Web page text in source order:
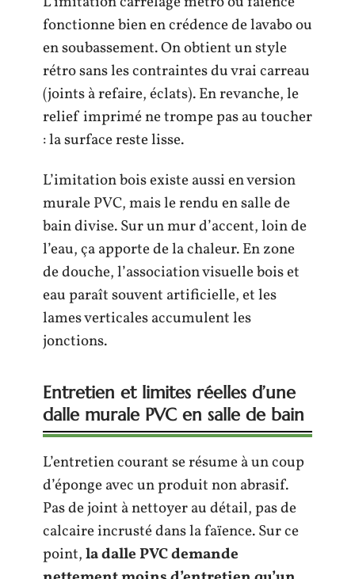
fonctionne bien en crédence de lavabo ou
en soubassement. On obtient un style
rétro sans les contraintes du vrai carreau
(joints à refaire, éclats). En revanche, le
relief imprimé ne trompe pas au toucher
: la surface reste lisse.
L’imitation bois existe aussi en version
murale PVC, mais le rendu en salle de
bain divise. Sur un mur d’accent, loin de
l’eau, ça apporte de la chaleur. En zone
de douche, l’association visuelle bois et
eau paraît souvent artificielle, et les
lames verticales accumulent les
jonctions.
Entretien et limites réelles d’une
dalle murale PVC en salle de bain
L’entretien courant se résume à un coup
d’éponge avec un produit non abrasif.
Pas de joint à nettoyer au détail, pas de
calcaire incrusté dans la faïence. Sur ce
point,la dalle PVC demande